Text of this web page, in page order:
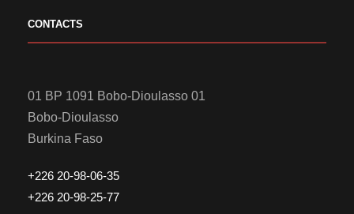
CONTACTS
01 BP 1091 Bobo-Dioulasso 01
Bobo-Dioulasso
Burkina Faso
+226 20-98-06-35
+226 20-98-25-77